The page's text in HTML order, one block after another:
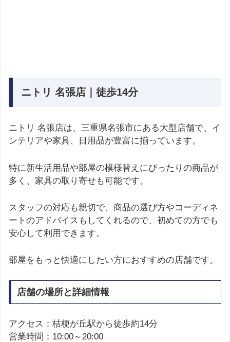
ニトリ 名張店｜徒歩14分
ニトリ 名張店は、三重県名張市にある大型店舗で、イ
ンテリアや家具、日用品が豊富に揃っています。
特に新生活用品や部屋の模様替えにぴったりの商品が
多く、家具の取り寄せも可能です。
スタッフの対応も親切で、商品の選び方やコーディネ
ートのアドバイスもしてくれるので、初めての方でも
安心して利用できます。
部屋をもっと快適にしたい方におすすめの店舗です。
店舗の場所と詳細情報
アクセス：桔梗が丘駅から徒歩約14分
営業時間：10:00～20:00